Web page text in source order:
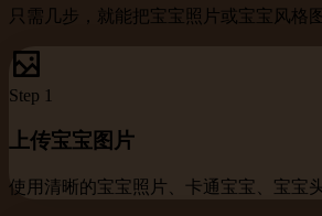
只需几步，就能把宝宝照片或宝宝风格
Step 1
上传宝宝图片
使用清晰的宝宝照片、卡通宝宝、宝宝